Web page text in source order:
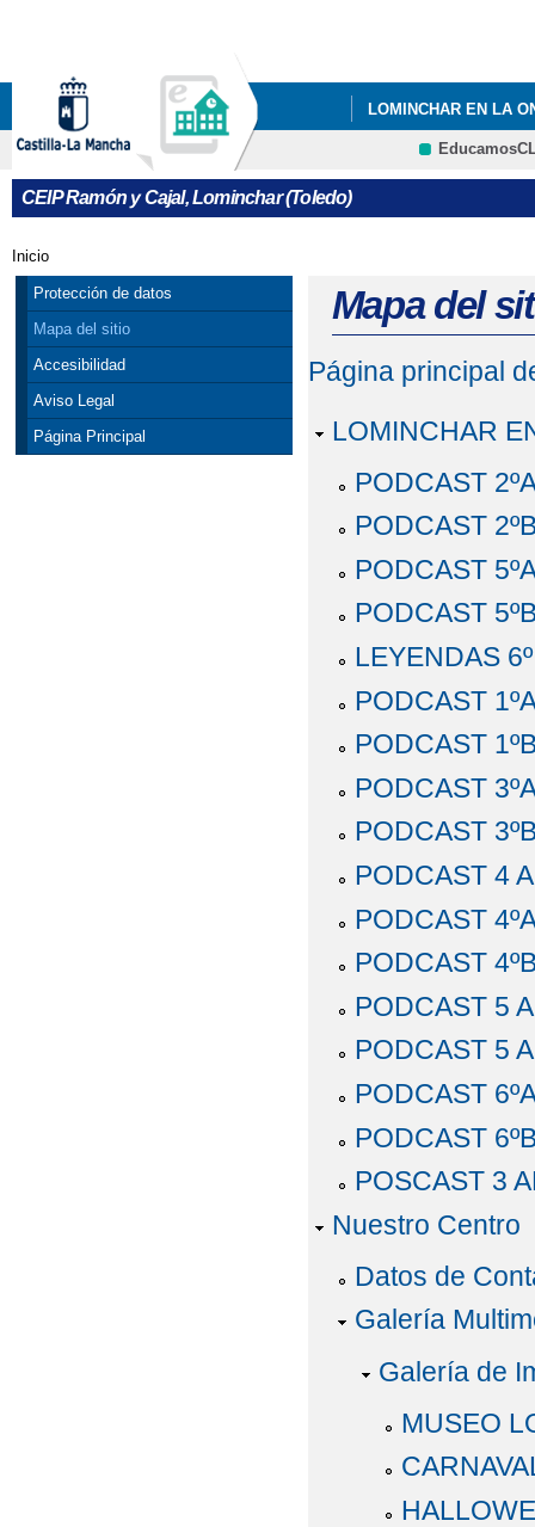
LOMINCHAR EN LA
INFÓRMATE
CEIP Ramón y Cajal, Lominchar (Toledo)
Se encuentra usted aquí
Inicio
Protección de datos
Mapa del sitio
Accesibilidad
Aviso Legal
Página Principal
Mapa del
Página principal
LOMINCHAR
PODCAST
PODCAST
PODCAST
PODCAST
LEYENDAS 6º
PODCAST
PODCAST
PODCAST
PODCAST
PODCAST 4
PODCAST
PODCAST
PODCAST 5
PODCAST 5
PODCAST
PODCAST
POSCAST 3
Nuestro Centro
Datos de
Galería
Galería de
MUSEO